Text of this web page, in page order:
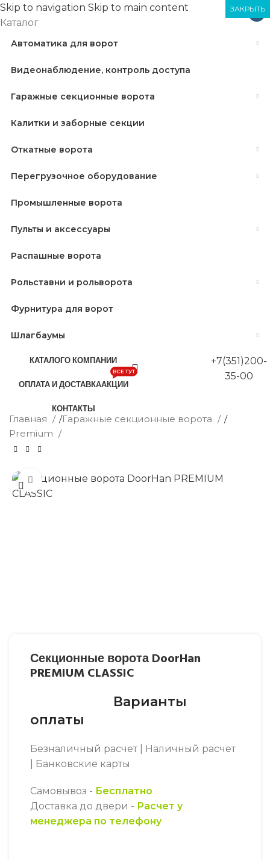
Skip to navigation Skip to main content
Каталог
Автоматика для ворот
Видеонаблюдение, контроль доступа
Гаражные секционные ворота
Калитки и заборные секции
Откатные ворота
Перегрузочное оборудование
Промышленные ворота
Пульты и аксессуары
Распашные ворота
Рольставни и рольворота
Фурнитура для ворот
Шлагбаумы
КАТАЛОГО КОМПАНИИ
ОПЛАТА И ДОСТАВКААКЦИИ
ВСЕ ТУТ
КОНТАКТЫ
+7(351)200-
35-00
Главная /Гаражные секционные ворота
/
Premium
Нажмите, чтобы увеличить
Секционные ворота DoorHan
PREMIUM CLASSIC
Варианты
оплаты
Безналичный расчет | Наличный расчет
| Банковские карты
Самовывоз - Бесплатно
Доставка до двери - Расчет у
менеджера по телефону
×
ЗАКРЫТЬ
ЗАКРЫТЬ
ЗАКРЫТЬ